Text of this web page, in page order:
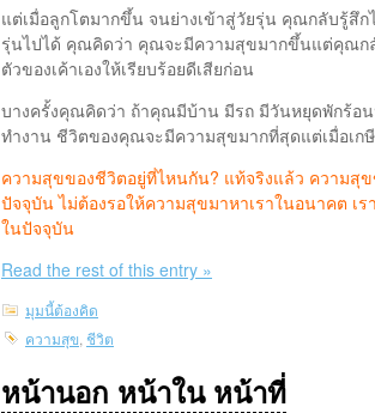
แต่เมื่อลูกโตมากขึ้น จนย่างเข้าสู่วัยรุ่น คุณกลับรู้สึก
รุ่นไปได้ คุณคิดว่า คุณจะมีความสุขมากขึ้นแต่คุณกลั
ตัวของเค้าเองให้เรียบร้อยดีเสียก่อน
บางครั้งคุณคิดว่า ถ้าคุณมีบ้าน มีรถ มีวันหยุดพักร้อ
ทำงาน ชีวิตของคุณจะมีความสุขมากที่สุดแต่เมื่อเก
ความสุขของชีวิตอยู่ที่ไหนกัน? แท้จริงแล้ว ความสุ
ปัจจุบัน ไม่ต้องรอให้ความสุขมาหาเราในอนาคต เ
ในปัจจุบัน
Read the rest of this entry »
มุมนี้ต้องคิด
ความสุข ชีวิต
หน้านอก หน้าใน หน้าที่